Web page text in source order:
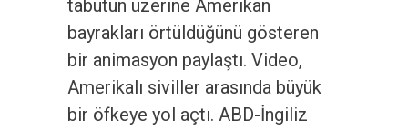
tabutun üzerine Amerikan
bayrakları örtüldüğünü gösteren
bir animasyon paylaştı. Video,
Amerikalı siviller arasında büyük
bir öfkeye yol açtı. ABD-İngiliz